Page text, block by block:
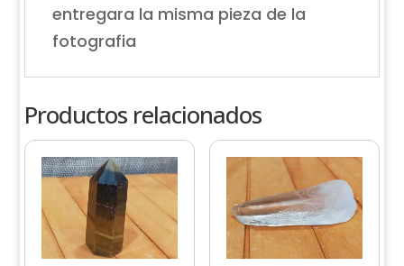
entregara la misma pieza de la
fotografia
Productos relacionados